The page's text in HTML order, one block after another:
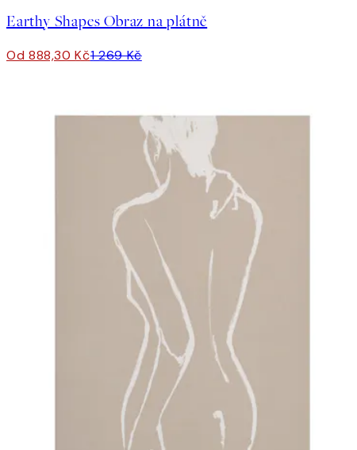
Earthy Shapes Obraz na plátně
Od 888,30 Kč1 269 Kč